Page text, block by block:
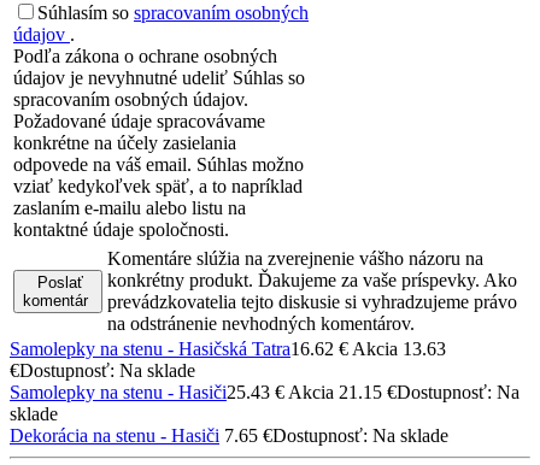
Súhlasím so spracovaním osobných
údajov .
Podľa zákona o ochrane osobných
údajov je nevyhnutné udeliť Súhlas so
spracovaním osobných údajov.
Požadované údaje spracovávame
konkrétne na účely zasielania
odpovede na váš email. Súhlas možno
vziať kedykoľvek späť, a to napríklad
zaslaním e-mailu alebo listu na
kontaktné údaje spoločnosti.
Poslať
komentár
Komentáre slúžia na zverejnenie vášho názoru na
konkrétny produkt. Ďakujeme za vaše príspevky. Ako
prevádzkovatelia tejto diskusie si vyhradzujeme právo
na odstránenie nevhodných komentárov.
Samolepky na stenu - Hasičská Tatra16.62 € Akcia 13.63
€Dostupnosť: Na sklade
Samolepky na stenu - Hasiči25.43 € Akcia 21.15 €Dostupnosť: Na
sklade
Dekorácia na stenu - Hasiči 7.65 €Dostupnosť: Na sklade